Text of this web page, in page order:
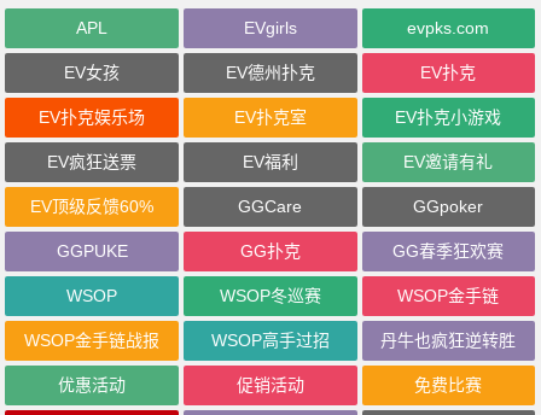
APL EVgirls evpks.com
EV女孩 EV德州扑克 EV扑克
EV扑克娱乐场 EV扑克室 EV扑克小游戏
EV疯狂送票 EV福利 EV邀请有礼
EV顶级反馈60% GGCare GGpoker
GGPUKE GG扑克 GG春季狂欢赛
WSOP WSOP冬巡赛 WSOP金手链
WSOP金手链战报 WSOP高手过招 丹牛也疯狂逆转胜
优惠活动 促销活动 免费比赛